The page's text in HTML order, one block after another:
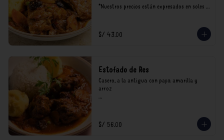
*Nuestros precios están expresados en soles e
S/ 43.00
Estofado de Res
Casero, a la antigua con papa amarilla y
arroz
consumo.
S/ 56.00